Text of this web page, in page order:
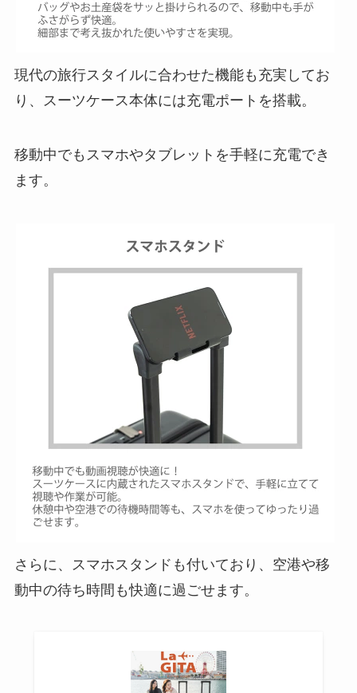
現代の旅行スタイルに合わせた機能も充実してお
り、スーツケース本体には充電ポートを搭載。
移動中でもスマホやタブレットを手軽に充電でき
ます。
さらに、スマホスタンドも付いており、空港や移
動中の待ち時間も快適に過ごせます。